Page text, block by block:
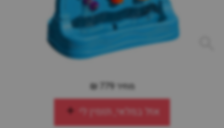
מחיר 779 ₪
אזל במלאי, תזמין לי